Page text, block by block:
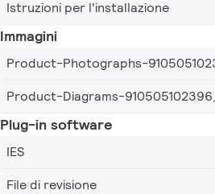
Istruzioni per l'installazione
Immagini
Product-Photographs-
Product-Diagrams-
Plug-in software
IES
File di revisione